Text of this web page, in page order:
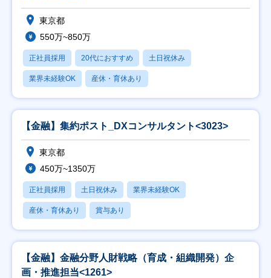
東京都
550万~850万
正社員採用 20代におすすめ 土日祝休み
業界未経験OK 産休・育休あり
【金融】集約ポスト_DXコンサルタント<3023>
東京都
450万~1350万
正社員採用 土日祝休み 業界未経験OK
産休・育休あり 賞与あり
【金融】金融分野人財戦略（育成・組織開発）企
画・推進担当<1261>